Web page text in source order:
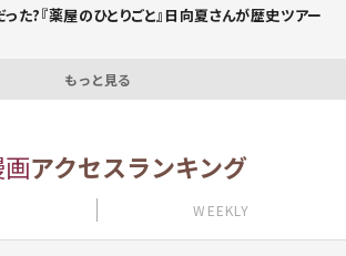
った?『薬屋のひとりごと』日向夏さんが歴史ツアー
もっと見る
アクセスランキング
WEEKLY